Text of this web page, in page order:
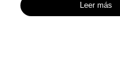
Leer más